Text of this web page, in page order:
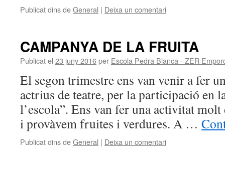
Publicat dins deGeneral | Deixa un comentari
CAMPANYA DE LA FRUITA
Publicat el 23 juny 2016per Escola Pedra Blanca - ZER
El segon trimestre ens van venir a fer
actrius de teatre, per la participació en
l’escola”. Ens van fer una activitat
i provàvem fruites i verdures. A …
Publicat dins deGeneral | Deixa un comentari